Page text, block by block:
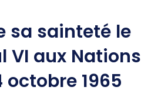
sa sainteté le
VI aux Nations
octobre 1965